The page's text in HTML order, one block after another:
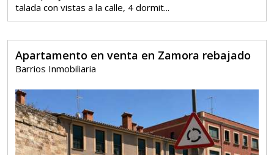
talada con vistas a la calle, 4 dormit...
Apartamento en venta en Zamora rebajado
Barrios Inmobiliaria